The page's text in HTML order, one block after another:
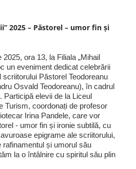
2025 – Păstorel – umor fin și
ora 13, la Filiala „Mihail
un eveniment dedicat celebrării
Păstorel Teodoreanu
Osvald Teodoreanu), în cadrul
Participă elevii de la Liceul
Turism, coordonați de profesor
Irina Pandele, care vor
- umor fin și ironie subtilă, cu
epigrame ale scriitorului,
rafinamentul și umorul său
la o întâlnire cu spiritul său plin